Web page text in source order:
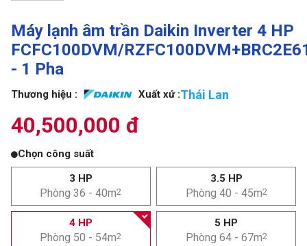
Máy lạnh âm trần Daikin Inverter 4 HP
FCFC100DVM/
- 1 Pha
Thương hiệu : Xuất xứ :Thái Lan
40,500,000 đ
Chọn công suất
3 HP
Phòng 36 - 40m2
3.5 HP
Phòng 40 - 45m2
4 HP
Phòng 50 - 54m2
5 HP
Phòng 64 - 67m2